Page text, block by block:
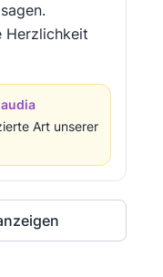
Herzlichkeit
Art unserer